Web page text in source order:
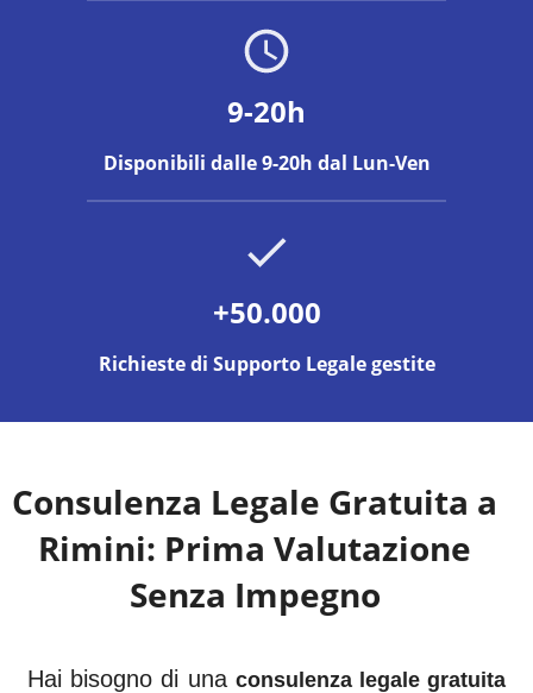
9-20h
Disponibili dalle 9-20h dal Lun-Ven
+50.000
Richieste di Supporto Legale gestite
Consulenza Legale Gratuita a
Rimini: Prima Valutazione
Senza Impegno
Hai bisogno di una consulenza legale gratuita